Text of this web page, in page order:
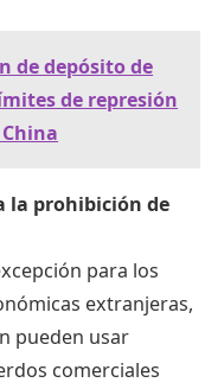
de depósito de
de represión
la prohibición de
para los
extranjeras,
pueden usar
comerciales